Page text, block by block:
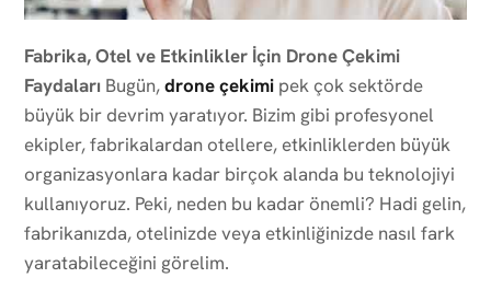
Fabrika, Otel ve Etkinlikler İçin Drone Çekimi
Faydaları Bugün,drone çekimi pek çok sektörde
büyük bir devrim yaratıyor. Bizim gibi profesyonel
ekipler, fabrikalardan otellere, etkinliklerden büyük
organizasyonlara kadar birçok alanda bu teknolojiyi
kullanıyoruz. Peki, neden bu kadar önemli? Hadi gelin,
fabrikanızda, otelinizde veya etkinliğinizde nasıl fark
yaratabileceğini görelim.